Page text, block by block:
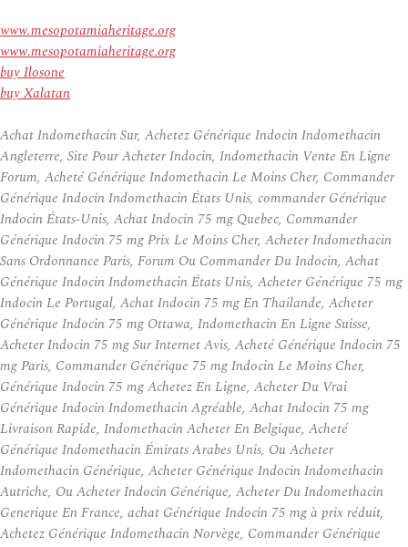
www.mesopotamiaheritage.org
www.mesopotamiaheritage.org
buy Ilosone
buy Xalatan
Achat Indomethacin Sur, Achetez Générique Indocin Indomethacin
Angleterre, Site Pour Acheter Indocin, Indomethacin Vente En Ligne
Forum, Acheté Générique Indomethacin Le Moins Cher, Commander
Générique Indocin Indomethacin États Unis, commander Générique
Indocin États-Unis, Achat Indocin 75 mg Quebec, Commander
Générique Indocin 75 mg Prix Le Moins Cher, Acheter Indomethacin
Sans Ordonnance Paris, Forum Ou Commander Du Indocin, Achat
Générique Indocin Indomethacin États Unis, Acheter Générique 75 mg
Indocin Le Portugal, Achat Indocin 75 mg En Thailande, Acheter
Générique Indocin 75 mg Ottawa, Indomethacin En Ligne Suisse,
Acheter Indocin 75 mg Sur Internet Avis, Acheté Générique Indocin 75
mg Paris, Commander Générique 75 mg Indocin Le Moins Cher,
Générique Indocin 75 mg Achetez En Ligne, Acheter Du Vrai
Générique Indocin Indomethacin Agréable, Achat Indocin 75 mg
Livraison Rapide, Indomethacin Acheter En Belgique, Acheté
Générique Indomethacin Émirats Arabes Unis, Ou Acheter
Indomethacin Générique, Acheter Générique Indocin Indomethacin
Autriche, Ou Acheter Indocin Générique, Acheter Du Indomethacin
Generique En France, achat Générique Indocin 75 mg à prix réduit,
Achetez Générique Indomethacin Norvège, Commander Générique